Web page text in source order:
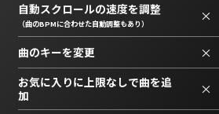
自動スクロールの速度を調整
（曲のBPMに合わせた自動調整もあり） ×
曲のキーを変更 ×
お気に入りに上限なしで曲を追
加
×